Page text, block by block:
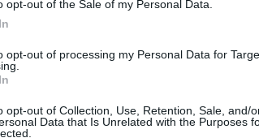
opt-out of the Sale of my Personal Data.
opt-out of processing my Personal Data for
opt-out of Collection, Use, Retention, Sale, and/
Data that Is Unrelated with the Purposes
più noti del Movimento 5 Stelle (a
ha preso tutti di sorpresa
Di Maio.